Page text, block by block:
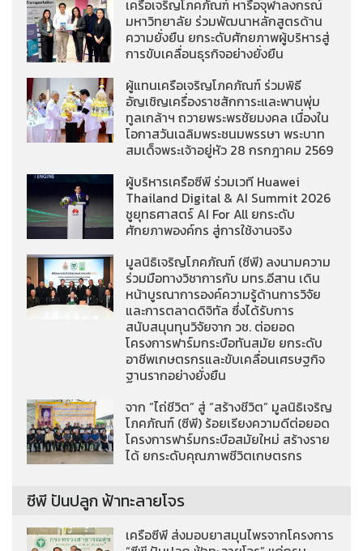
เครือเจริญโภคภัณฑ์ หารือจุฬาลงกรณ์
มหาวิทยาลัย ร่วมพัฒนาหลักสูตรด้าน
ความยั่งยืน ยกระดับศักยภาพผู้บริหารสู่
การขับเคลื่อนธุรกิจอย่างยั่งยืน
ผู้แทนเครือเจริญโภคภัณฑ์ ร่วมพิธี
อัญเชิญเครื่องราชสักการะและพานพุ่ม
ทูลเกล้าฯ ถวายพระพรชัยมงคล เนื่องใน
โอกาสวันเฉลิมพระชนมพรรษา พระบาท
สมเด็จพระเจ้าอยู่หัว 28 กรกฎาคม 2569
ผู้บริหารเครือซีพี ร่วมเวที Huawei
Thailand Digital & AI Summit 2026
ชูยุทธศาสตร์ AI For All ยกระดับ
ศักยภาพองค์กร สู่การใช้งานจริง
มูลนิธิเจริญโภคภัณฑ์ (ซีพี) ลงนามความ
ร่วมมือทางวิชาการกับ มทร.อีสาน เดิน
หน้าบูรณาการองค์ความรู้ด้านการวิจัย
และการตลาดดิจิทัล ซึ่งได้รับการ
สนับสนุนทุนวิจัยจาก วช. ต่อยอด
โครงการฟาร์มกระบือทันสมัย ยกระดับ
อาชีพเกษตรกรและขับเคลื่อนเศรษฐกิจ
ฐานรากอย่างยั่งยืน
จาก “ไถ่ชีวิต” สู่ “สร้างชีวิต” มูลนิธิเจริญ
โภคภัณฑ์ (ซีพี) ร้อยเรียงความดีต่อยอด
โครงการฟาร์มกระบือสมัยใหม่ สร้างราย
ได้ ยกระดับคุณภาพชีวิตเกษตรกร
ซีพี ปันปลูก ฟ้าทะลายโจร
เครือซีพี ส่งมอบยาสมุนไพรจากโครงการ